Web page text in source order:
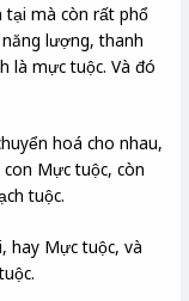
tại mà còn rất phổ
lượng, thanh
là mực tuộc. Và đó
hoá cho nhau,
Mực tuộc, còn
tuộc.
hay Mực tuộc, và